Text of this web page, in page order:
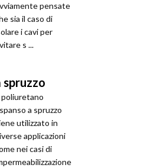
pensate
sia il caso di
i cavi per
s ...
spruzzo
poliuretano
a spruzzo
utilizzato in
applicazioni
nei casi di